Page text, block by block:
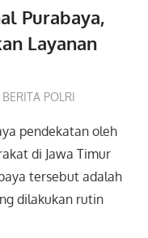
Purabaya,
Layanan
BERITA POLRI
pendekatan oleh
di Jawa Timur
tersebut adalah
dilakukan rutin